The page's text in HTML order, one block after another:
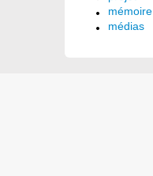
mémoire
médias